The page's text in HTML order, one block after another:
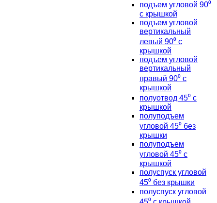
подъем угловой 90⁰
с крышкой
подъем угловой
вертикальный
левый 90⁰ с
крышкой
подъем угловой
вертикальный
правый 90⁰ с
крышкой
полуотвод 45⁰ с
крышкой
полуподъем
угловой 45⁰ без
крышки
полуподъем
угловой 45⁰ с
крышкой
полуспуск угловой
45⁰ без крышки
полуспуск угловой